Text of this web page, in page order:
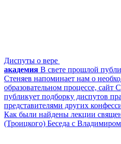
Диспуты о вере
академия В свете прошлой
Стеняев напоминает нам о
образовательном процессе, сайт
публикует подборку диспутов
представителями других
Как были найдены лекции
(Троицкого) Беседа с